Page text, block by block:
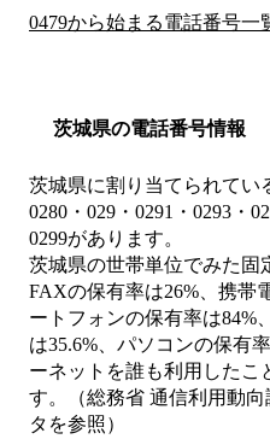
0479から始まる電話番号一
茨城県の電話番号情報
茨城県に割り当てられてい
0280・029・0291・0293・
0299があります。
茨城県の世帯単位でみた固
FAXの保有率は26%、携帯
ートフォンの保有率は84%
は35.6%、パソコンの保有
ーネットを誰も利用したこ
す。（総務省 通信利用動
タを参照）